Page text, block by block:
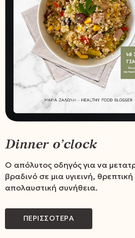
Dinner o’clock
Ο απόλυτος οδηγός για να
βραδινό σε μια υγιεινή, θρεπτική
απολαυστική συνήθεια.
ΠΕΡΙΣΣΟΤΕΡΑ